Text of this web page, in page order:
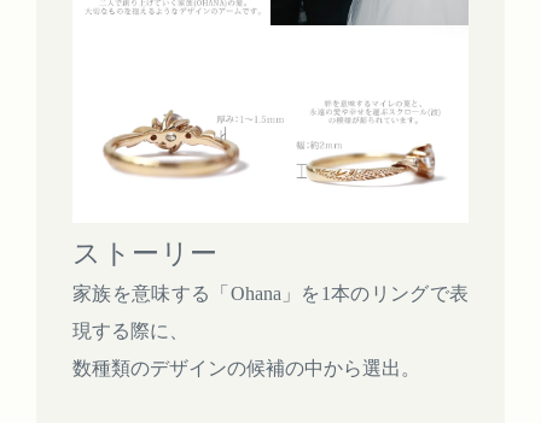
ストーリー
家族を意味する「Ohana」を1本のリングで表
現する際に、
数種類のデザインの候補の中から選出。